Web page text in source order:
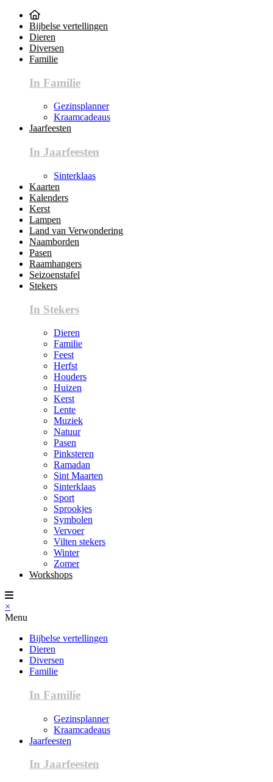
Bijbelse vertellingen
Dieren
Diversen
Familie
In Familie
Gezinsplanner
Kraamcadeaus
Jaarfeesten
In Jaarfeesten
Sinterklaas
Kaarten
Kalenders
Kerst
Lampen
Land van Verwondering
Naamborden
Pasen
Raamhangers
Seizoenstafel
Stekers
In Stekers
Dieren
Familie
Feest
Herfst
Houders
Huizen
Kerst
Lente
Muziek
Natuur
Pasen
Pinksteren
Ramadan
Sint Maarten
Sinterklaas
Sport
Sprookjes
Symbolen
Vervoer
Vilten stekers
Winter
Zomer
Workshops
×
Menu
Bijbelse vertellingen
Dieren
Diversen
Familie
In Familie
Gezinsplanner
Kraamcadeaus
Jaarfeesten
In Jaarfeesten